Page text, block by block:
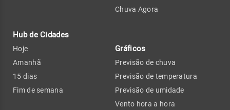
Hub de Cidades
Hoje
Amanhã
15 dias
Fim de semana
Chuva Agora
Gráficos
Previsão de chuva
Previsão de temperatura
Previsão de umidade
Vento hora a hora